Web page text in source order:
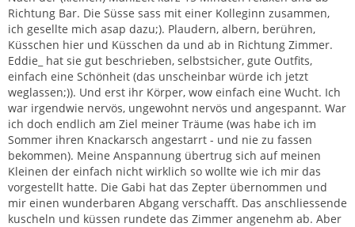
Richtung Bar. Die Süsse sass mit einer Kolleginn zusammen,
ich gesellte mich asap dazu;). Plaudern, albern, berühren,
Küsschen hier und Küsschen da und ab in Richtung Zimmer.
Eddie_ hat sie gut beschrieben, selbstsicher, gute Outfits,
einfach eine Schönheit (das unscheinbar würde ich jetzt
weglassen;)). Und erst ihr Körper, wow einfach eine Wucht. Ich
war irgendwie nervös, ungewohnt nervös und angespannt. War
ich doch endlich am Ziel meiner Träume (was habe ich im
Sommer ihren Knackarsch angestarrt - und nie zu fassen
bekommen). Meine Anspannung übertrug sich auf meinen
Kleinen der einfach nicht wirklich so wollte wie ich mir das
vorgestellt hatte. Die Gabi hat das Zepter übernommen und
mir einen wunderbaren Abgang verschafft. Das anschliessende
kuscheln und küssen rundete das Zimmer angenehm ab. Aber